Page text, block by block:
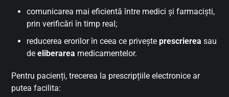
comunicarea mai eficientă între medici și farmaciști,
prin verificări în timp real;
reducerea erorilor în ceea ce priveșteprescrierea sau
deeliberarea medicamentelor.
Pentru pacienți, trecerea la prescripțiile electronice ar
putea facilita: